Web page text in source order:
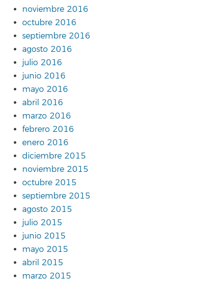
noviembre 2016
octubre 2016
septiembre 2016
agosto 2016
julio 2016
junio 2016
mayo 2016
abril 2016
marzo 2016
febrero 2016
enero 2016
diciembre 2015
noviembre 2015
octubre 2015
septiembre 2015
agosto 2015
julio 2015
junio 2015
mayo 2015
abril 2015
marzo 2015